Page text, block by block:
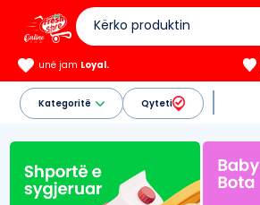
unë jam Loyal.
Kategoritë Qyteti